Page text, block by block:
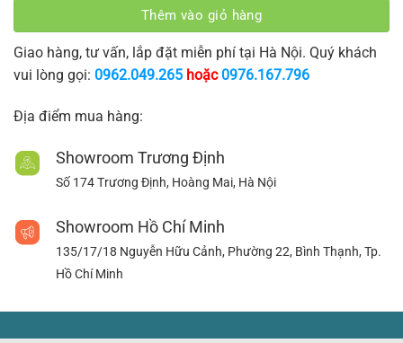
Thêm vào giỏ hàng
Giao hàng, tư vấn, lắp đặt miễn phí tại Hà Nội. Quý khách
vui lòng gọi: 0962.049.265 hoặc0976.167.796
Địa điểm mua hàng:
Showroom Trương Định
Số 174 Trương Định, Hoàng Mai, Hà Nội
Showroom Hồ Chí Minh
135/17/18 Nguyễn Hữu Cảnh, Phường 22, Bình Thạnh, Tp.
Hồ Chí Minh